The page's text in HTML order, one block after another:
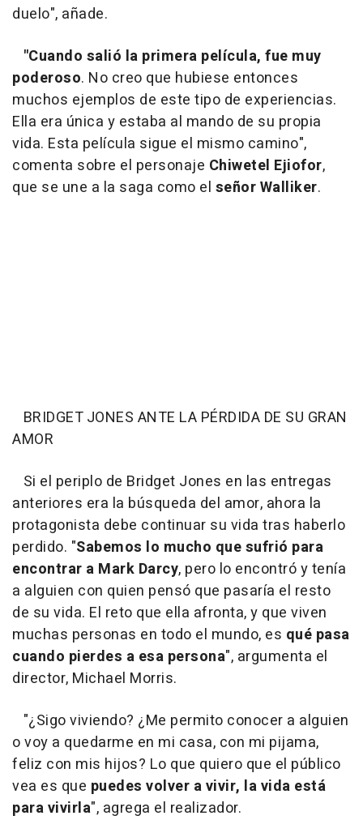
duelo", añade.
"Cuando salió la primera película, fue muy
poderoso. No creo que hubiese entonces
muchos ejemplos de este tipo de experiencias.
Ella era única y estaba al mando de su propia
vida. Esta película sigue el mismo camino",
comenta sobre el personaje Chiwetel Ejiofor,
que se une a la saga como el señor Walliker.
BRIDGET JONES ANTE LA PÉRDIDA DE SU GRAN
AMOR
Si el periplo de Bridget Jones en las entregas
anteriores era la búsqueda del amor, ahora la
protagonista debe continuar su vida tras haberlo
perdido. "Sabemos lo mucho que sufrió para
encontrar a Mark Darcy, pero lo encontró y tenía
a alguien con quien pensó que pasaría el resto
de su vida. El reto que ella afronta, y que viven
muchas personas en todo el mundo, es qué pasa
cuando pierdes a esa persona", argumenta el
director, Michael Morris.
"¿Sigo viviendo? ¿Me permito conocer a alguien
o voy a quedarme en mi casa, con mi pijama,
feliz con mis hijos? Lo que quiero que el público
vea es que puedes volver a vivir, la vida está
para vivirla", agrega el realizador.